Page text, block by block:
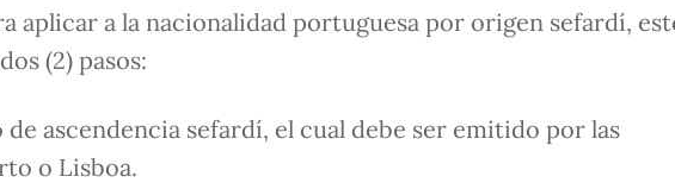
aplicar a la nacionalidad portuguesa por origen sefardí,
(2) pasos:
ascendencia sefardí, el cual debe ser emitido por las
o Lisboa.